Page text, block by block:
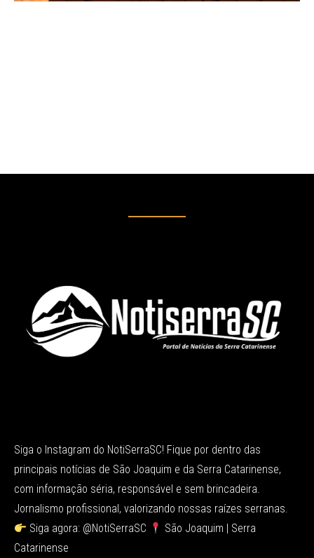
Siga o Instagram do NotiSerraSC! Fique por dentro das
principais notícias de São Joaquim e da Serra Catarinense,
com informação séria, responsável e sem brincadeira.
Jornalismo profissional, valorizando nossas raízes serranas.
Siga agora: @NotiSerraSC
São Joaquim | Serra
Catarinense